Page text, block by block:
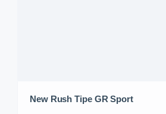
New Rush Tipe GR Sport